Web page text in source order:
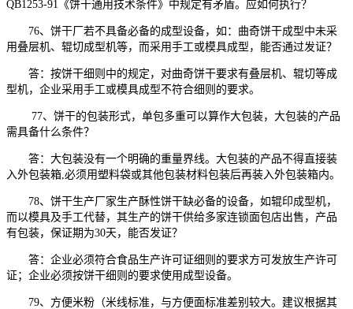
QB1253-91《饼干通用技术条件》中规定有矛盾。应如何执行？
76、饼干厂若不具备必备的成型设备，如：曲奇饼干成型中未采
用叠层机、辊切成型机等，而采用手工或模具成型，能否通过发证？
答：按饼干细则中的规定，对曲奇饼干要求有叠层机、辊切等成
型机，企业采用手工或模具成型不符合细则的要求。
77、饼干的包装形式，单包多重可以算作大包装，大包装的产品
需具备什么条件？
答：大包装没有一个明确的重量界线。大包装的产品不得直接装
入外包装箱,必须用塑料袋或其他包装材料包装后再装入外包装箱内。
78、饼干生产厂家生产酥性饼干缺必备的设备，如辊印成型机，
而以模具及手工代替，其生产的饼干供给多家连锁面包店出售，产品
有包装，保证期为30天，能否发证？
答：企业必须符合食品生产许可证细则的要求方可发放生产许可
证；企业必须按饼干细则的要求使用成型设备。
79、方便米粉（米线标准，与方便面标准差别较大。建议根据其